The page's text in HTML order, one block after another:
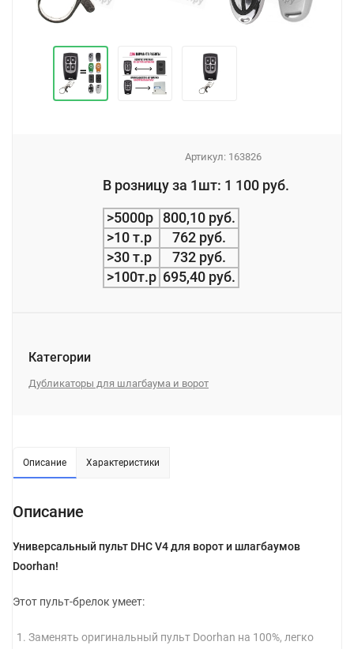
Артикул: 163826
В розницу за 1шт: 1 100 руб.
>5000р
800,10 руб.
>10 т.р
762 руб.
>30 т.р
732 руб.
>100т.р 695,40 руб.
Категории
Дубликаторы для шлагбаума и ворот
Описание Характеристики
Описание
Универсальный пульт DHC V4 для ворот и шлагбаумов
Doorhan!
Этот пульт-брелок умеет:
Заменять оригинальный пульт Doorhan на 100%, легко